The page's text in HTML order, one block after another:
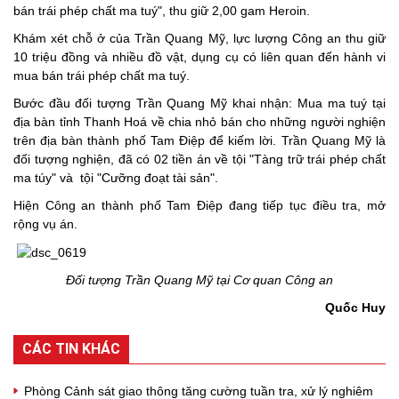
bán trái phép chất ma tuý", thu giữ 2,00 gam Heroin.
Khám xét chỗ ở của Trần Quang Mỹ, lực lượng Công an thu giữ
10 triệu đồng và nhiều đồ vật, dụng cụ có liên quan đến hành vi
mua bán trái phép chất ma tuý.
Bước đầu đối tượng Trần Quang Mỹ khai nhận: Mua ma tuý tại
địa bàn tỉnh Thanh Hoá về chia nhỏ bán cho những người nghiện
trên địa bàn thành phố Tam Điệp để kiếm lời. Trần Quang Mỹ là
đối tượng nghiện, đã có 02 tiền án về tội "Tàng trữ trái phép chất
ma túy" và tội "Cưỡng đoạt tài sản".
Hiện Công an thành phố Tam Điệp đang tiếp tục điều tra, mở
rộng vụ án.
Đối tượng Trần Quang Mỹ tại Cơ quan Công an
Quốc Huy
CÁC TIN KHÁC
Phòng Cảnh sát giao thông tăng cường tuần tra, xử lý nghiêm